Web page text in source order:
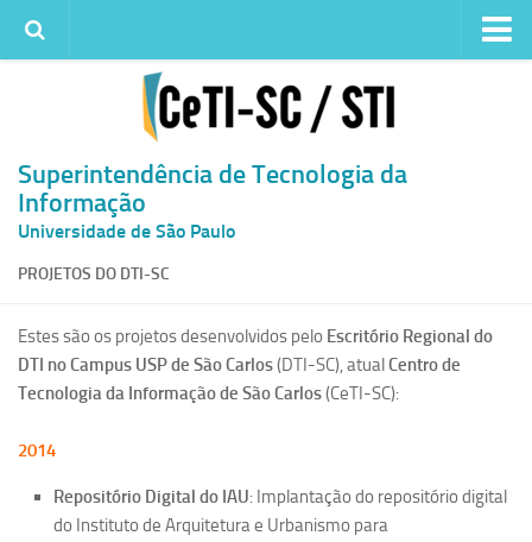
Quem somos
Histórico
Metas e ações
Superintendência de TI
Atendimento
Atendimento ao Usuário
Serviços
Infraestrutura
Superintendência de Tecnologia da
Informação
Universidade de São Paulo
PROJETOS DO DTI-SC
Estes são os projetos desenvolvidos pelo Escritório Regional do
DTI no Campus USP de São Carlos(DTI-SC), atualCentro de
Tecnologia da Informação de São Carlos(CeTI-SC):
2014
Repositório Digital do IAU: Implantação do repositório digital
do Instituto de Arquitetura e Urbanismo para